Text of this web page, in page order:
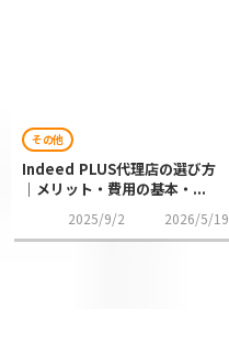
その他
Indeed PLUS代理店の選び方
｜メリット・費用の基本・...
2025/9/2 2026/5/19